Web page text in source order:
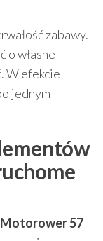
zabawy.
o własne
W efekcie
jednym
57